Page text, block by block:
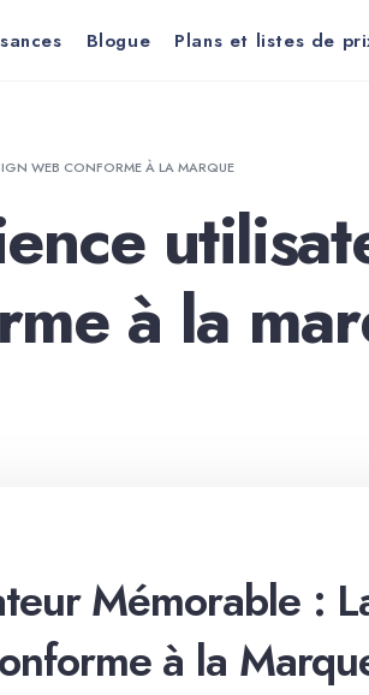
Blogue Plans et listes de
WEB CONFORME À LA MARQUE
à la
Mémorable :
à la